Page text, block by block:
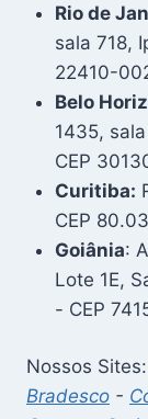
Rio de
sala 718,
22410-
Belo
1435,
CEP
Curitiba:
CEP
Goiânia:
Lote 1E,
- CEP
Nossos Sites:
Bradesco -